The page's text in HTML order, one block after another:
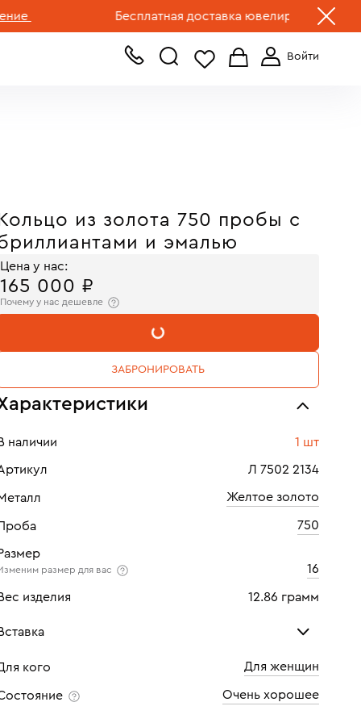
Бесплатная доставка ювелирных изделий по
+7 (499) 519-00-00
Кольцо из золота 750 пробы с
и эмалью
Цена у нас:
165 000 ₽
Почему у нас дешевле
В КОРЗИНУ
ЗАБРОНИРОВАТЬ
наличии 1 шт
Л 7502 2134
Желтое золото
750
размер для вас 16
изделия 12.86 грамм
Бриллиант
Количество 46 шт
кого Для женщин
Очень хорошее